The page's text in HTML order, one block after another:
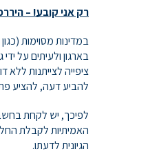
רק אני קובע! –
במדינות מסוימות
בארגון ולעיתים על
ציפייה לצייתנות
להביע דעה, להציע
לפיכך, יש לקחת
האמיתיות לקבלת
הגיונית לדעתו.